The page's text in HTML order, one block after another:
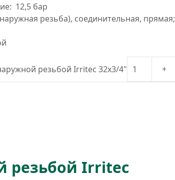
12,5 бар
резьба), соединительная, прямая;
резьбой Irritec 32x3/4"
резьбой Irritec